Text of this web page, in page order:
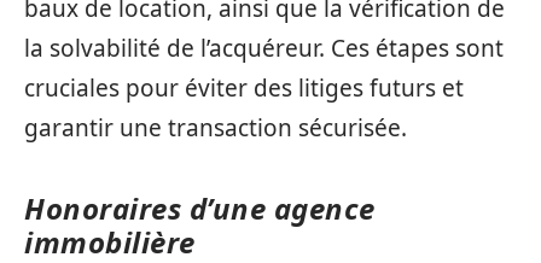
baux de location, ainsi que la vérification de
la solvabilité de l’acquéreur. Ces étapes sont
cruciales pour éviter des litiges futurs et
garantir une transaction sécurisée.
Honoraires d’une agence
immobilière